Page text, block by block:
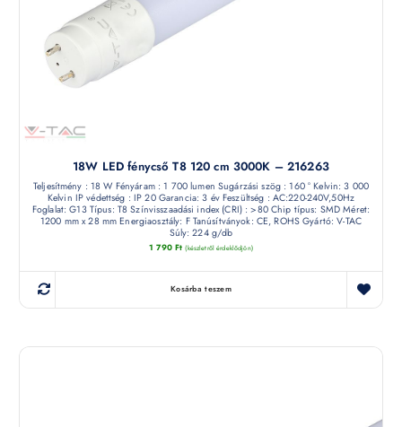
18W LED fénycső T8 120 cm 3000K – 216263
Teljesítmény : 18 W Fényáram : 1 700 lumen Sugárzási szög : 160 ° Kelvin: 3 000
Kelvin IP védettség : IP 20 Garancia: 3 év Feszültség : AC:220-240V,50Hz
Foglalat: G13 Típus: T8 Színvisszaadási index (CRI) : >80 Chip típus: SMD Méret:
1200 mm x 28 mm Energiaosztály: F Tanúsítványok: CE, ROHS Gyártó: V-TAC
Súly: 224 g/db
1 790 Ft (készletről érdeklődjön)
Kosárba teszem